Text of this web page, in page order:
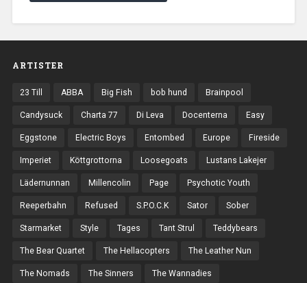
ARTISTER
23 Till ABBA Big Fish bob hund Brainpool
Candysuck Charta 77 Di Leva Docenterna Easy
Eggstone Electric Boys Entombed Europe Fireside
Imperiet Köttgrottorna Loosegoats Lustans Lakejer
Lädernunnan Millencolin Page Psychotic Youth
Reeperbahn Refused S.P.O.C.K Sator Sober
Starmarket Style Tages Tant Strul Teddybears
The Bear Quartet The Hellacopters The Leather Nun
The Nomads The Sinners The Wannadies